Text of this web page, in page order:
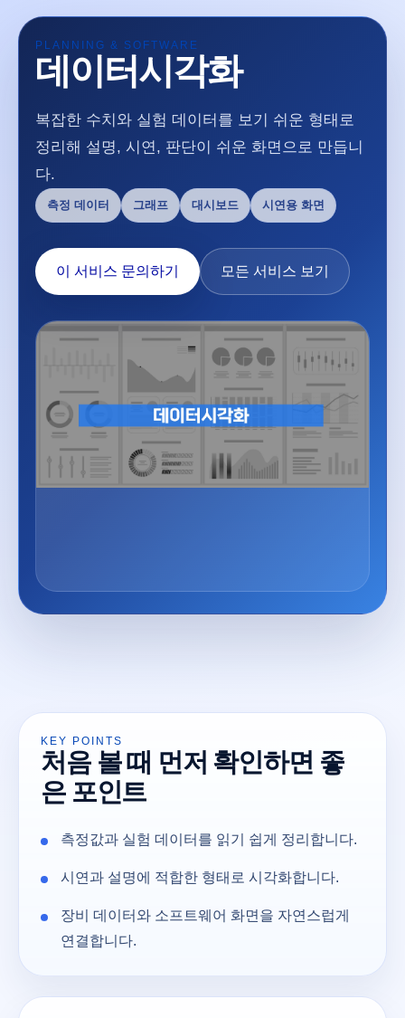
PLANNING & SOFTWARE
데이터시각화
복잡한 수치와 실험 데이터를 보기 쉬운 형태로
정리해 설명, 시연, 판단이 쉬운 화면으로 만듭니
다.
측정 데이터 그래프 대시보드 시연용 화면
이 서비스 문의하기 모든 서비스 보기
KEY POINTS
처음 볼 때 먼저 확인하면 좋
은 포인트
측정값과 실험 데이터를 읽기 쉽게 정리합니다.
시연과 설명에 적합한 형태로 시각화합니다.
장비 데이터와 소프트웨어 화면을 자연스럽게
연결합니다.